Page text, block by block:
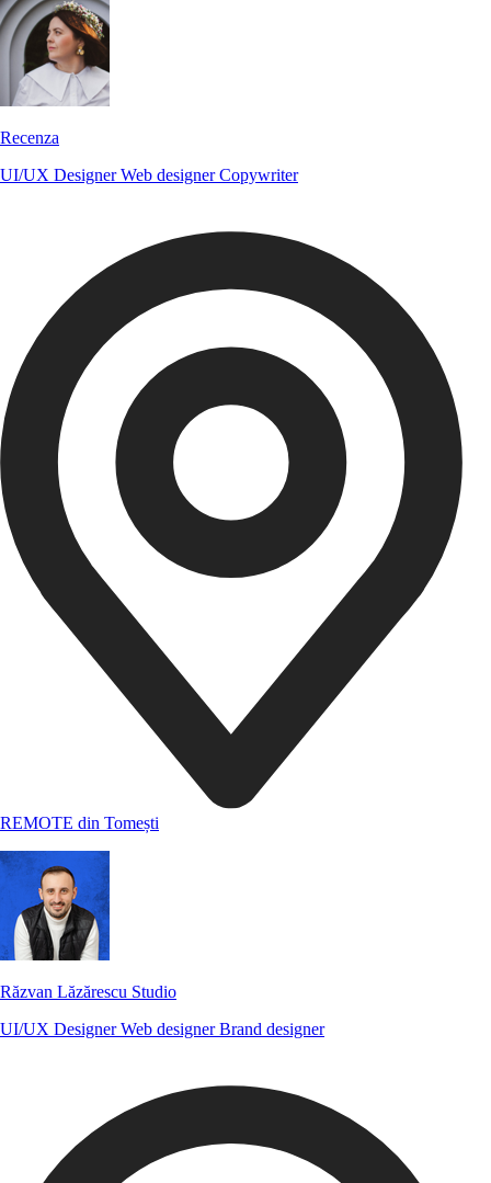
Recenza
UI/UX DesignerWeb designerCopywriter
REMOTE din Tomești
Răzvan Lăzărescu Studio
UI/UX DesignerWeb designerBrand designer